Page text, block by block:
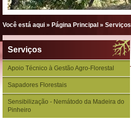
Você está aqui » Página Principal » Serviços
Serviços
Apoio Técnico à Gestão Agro-Florestal
Sapadores Florestais
Sensibilização - Nemátodo da Madeira do
Pinheiro